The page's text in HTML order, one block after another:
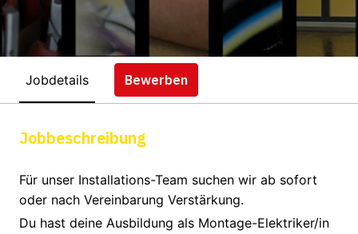
Jobdetails Bewerben
Jobbeschreibung
Für unser Installations-Team suchen wir ab sofort
oder nach Vereinbarung Verstärkung.
Du hast deine Ausbildung als Montage-Elektriker/in